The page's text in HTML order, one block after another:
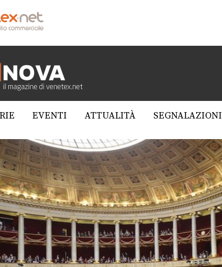
EVENTI ATTUALITÀ SEGNALAZIONI